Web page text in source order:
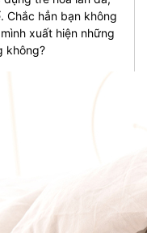
Chắc hẳn bạn không
xuất hiện những
không?